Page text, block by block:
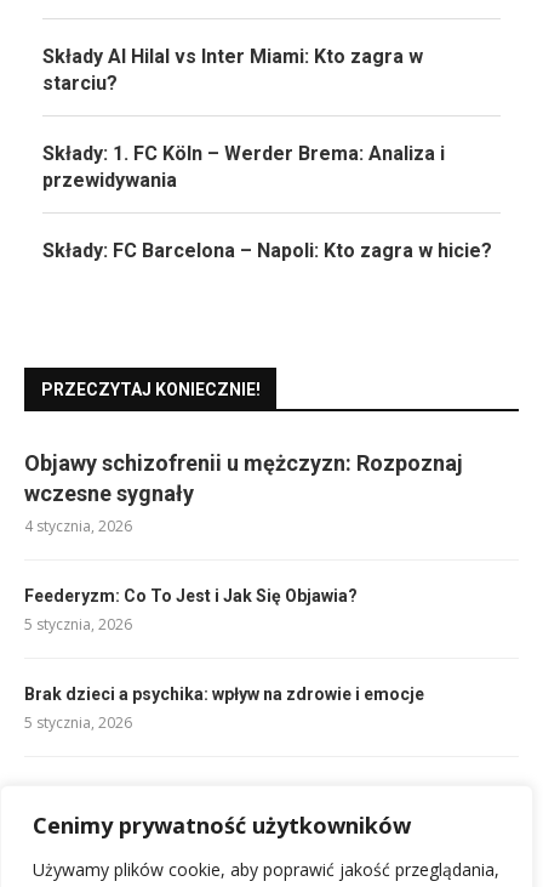
Cenimy prywatność użytkowników
Używamy plików cookie, aby poprawić jakość przeglądania,
Składy Al Hilal vs Inter Miami: Kto zagra w
starciu?
Składy: 1. FC Köln – Werder Brema: Analiza i
przewidywania
Składy: FC Barcelona – Napoli: Kto zagra w hicie?
PRZECZYTAJ KONIECZNIE!
Objawy schizofrenii u mężczyzn: Rozpoznaj
wczesne sygnały
4 stycznia, 2026
Feederyzm: Co To Jest i Jak Się Objawia?
5 stycznia, 2026
Brak dzieci a psychika: wpływ na zdrowie i emocje
5 stycznia, 2026
4 stycznia, 2026